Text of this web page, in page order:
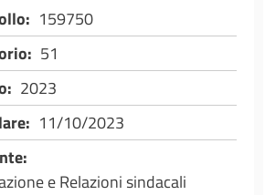
159750
51
2023
11/10/2023
e Relazioni sindacali